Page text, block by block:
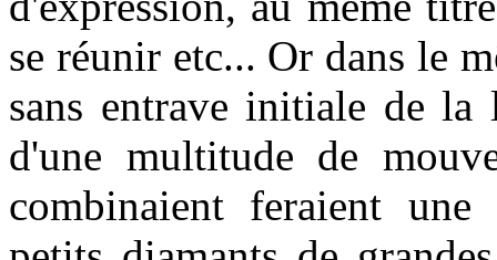
se réunir etc... Or dans le
sans entrave initiale de la
d'une multitude de
combinaient feraient